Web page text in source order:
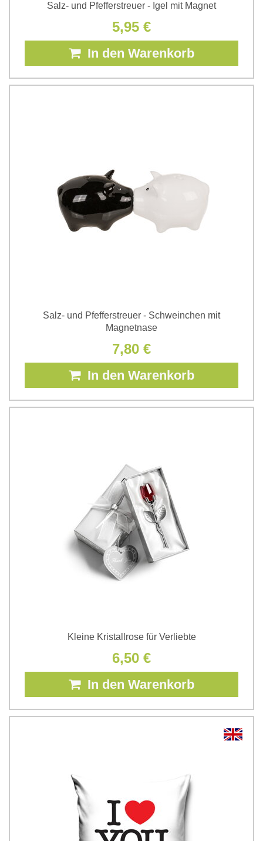
Salz- und Pfefferstreuer - Igel mit Magnet
5,95 €
In den Warenkorb
Salz- und Pfefferstreuer - Schweinchen mit
Magnetnase
7,80 €
In den Warenkorb
Kleine Kristallrose für Verliebte
6,50 €
In den Warenkorb